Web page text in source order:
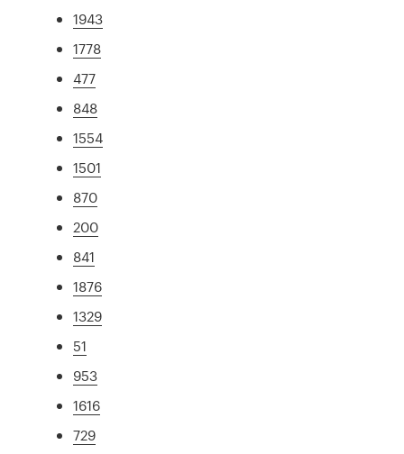
1943
1778
477
848
1554
1501
870
200
841
1876
1329
51
953
1616
729